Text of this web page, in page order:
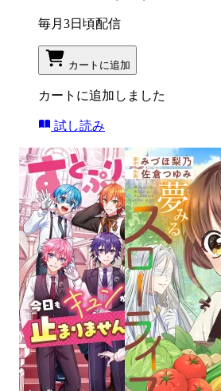
毎月3日頃配信
カートに追加
カートに追加しました
試し読み